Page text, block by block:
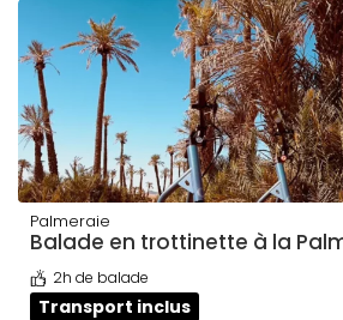
Palmeraie
Balade en trottinette à la
2h de balade
Transport inclus